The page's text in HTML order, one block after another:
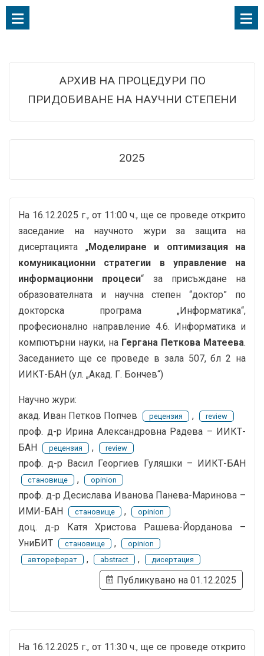
АРХИВ НА ПРОЦЕДУРИ ПО
ПРИДОБИВАНЕ НА НАУЧНИ СТЕПЕНИ
2025
На 16.12.2025 г., от 11:00 ч., ще се проведе открито
заседание на научното жури за защита на
дисертацията „Моделиране и оптимизация на
комуникационни стратегии в управление на
информационни процеси“ за присъждане на
образователната и научна степен “доктор” по
докторска програма „Информатика“,
професионално направление 4.6. Информатика и
компютърни науки, на Гергана Петкова Матеева.
Заседанието ще се проведе в зала 507, бл 2 на
ИИКТ-БАН (ул. „Акад. Г. Бончев“)
Научно жури:
акад. Иван Петков Попчев
рецензия , review
проф. д-р Ирина Александровна Радева – ИИКТ-
БАН
рецензия , review
проф. д-р Васил Георгиев Гуляшки – ИИКТ-БАН
становище , opinion
проф. д-р Десислава Иванова Панева-Маринова –
ИМИ-БАН
становище , opinion
доц. д-р Катя Христова Рашева-Йорданова –
УниБИТ
становище ,
opinion
автореферат
, abstract , дисертация
Публикувано на 01.12.2025
На 16.12.2025 г., от 11:30 ч., ще се проведе открито